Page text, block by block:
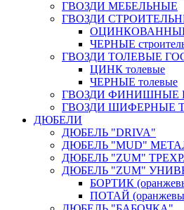
ГВОЗДИ МЕБЕЛЬНЫЕ
ГВОЗДИ
ОЦИНКОВАННЫЕ
ЧЕРНЫЕ
ГВОЗДИ ТОЛЕВЫЕ
ЦИНК толевые
ЧЕРНЫЕ толевые
ГВОЗДИ ФИНИШНЫЕ
ГВОЗДИ ШИФЕРНЫЕ
ДЮБЕЛИ
ДЮБЕЛЬ "DRIVA"
ДЮБЕЛЬ "MUD"
ДЮБЕЛЬ "ZUM"
ДЮБЕЛЬ "ZUM"
БОРТИК
ПОТАЙ